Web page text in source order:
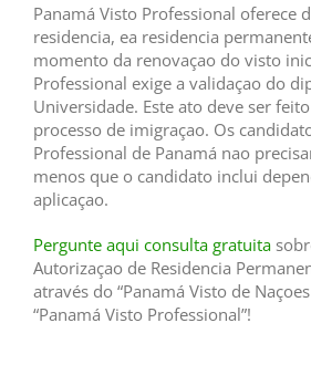
Panamá Visto Professional oferece
residencia, ea residencia
momento da renovaçao do visto
Professional exige a validaçao do
Universidade. Este ato deve ser
processo de imigraçao. Os
Professional de Panamá nao
menos que o candidato inclui
aplicaçao.
Pergunte aqui consulta gratuita
Autorizaçao de Residencia
através do “Panamá Visto de
“Panamá Visto Professional”!